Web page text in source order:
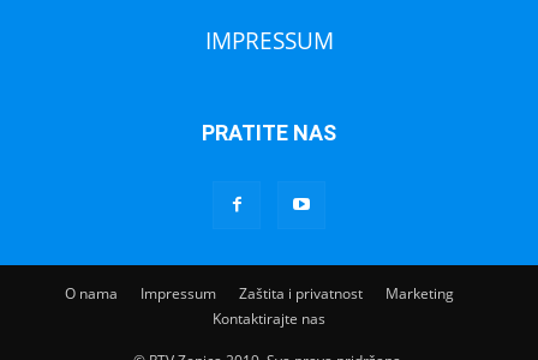
IMPRESSUM
PRATITE NAS
O nama Impressum Zaštita i privatnost
Marketing
Kontaktirajte nas